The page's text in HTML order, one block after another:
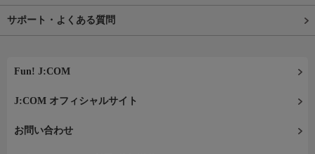
サポート・よくある質問
Fun! J:COM
J:COM オフィシャルサイト
お問い合わせ